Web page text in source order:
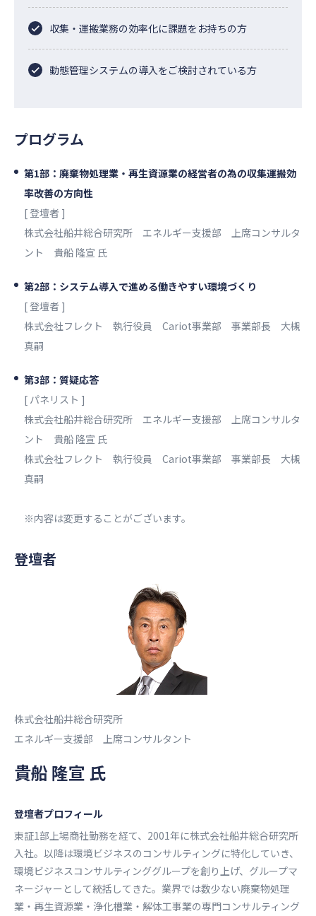
収集・運搬業務の効率化に課題をお持ちの方
動態管理システムの導入をご検討されている方
プログラム
第1部：廃棄物処理業・再生資源業の経営者の為の収集運搬効
率改善の方向性
[ 登壇者 ]
株式会社船井総合研究所 エネルギー支援部 上席コンサルタ
ント 貴船 隆宣 氏
第2部：システム導入で進める働きやすい環境づくり
[ 登壇者 ]
株式会社フレクト 執行役員 Cariot事業部 事業部長 大槻
真嗣
第3部：質疑応答
[ パネリスト ]
株式会社船井総合研究所 エネルギー支援部 上席コンサルタ
ント 貴船 隆宣 氏
株式会社フレクト 執行役員 Cariot事業部 事業部長 大槻
真嗣
※内容は変更することがございます。
登壇者
株式会社船井総合研究所
エネルギー支援部 上席コンサルタント
貴船 隆宣 氏
登壇者プロフィール
東証1部上場商社勤務を経て、2001年に株式会社船井総合研究所
入社。以降は環境ビジネスのコンサルティングに特化していき、
環境ビジネスコンサルティンググループを創り上げ、グループマ
ネージャーとして統括してきた。業界では数少ない廃棄物処理
業・再生資源業・浄化槽業・解体工事業の専門コンサルティング